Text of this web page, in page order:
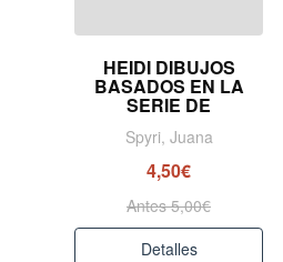
HEIDI DIBUJOS
BASADOS EN LA
SERIE DE
Spyri, Juana
4,50€
Antes 5,00€
Detalles